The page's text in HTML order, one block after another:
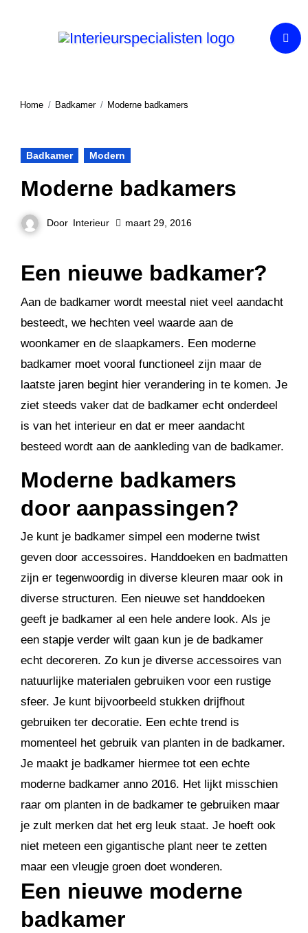
Home Badkamer Moderne badkamers
Badkamer Modern
Moderne badkamers
Door Interieur maart 29, 2016
Een nieuwe badkamer?
Aan de badkamer wordt meestal niet veel aandacht
besteedt, we hechten veel waarde aan de
woonkamer en de slaapkamers. Een moderne
badkamer moet vooral functioneel zijn maar de
laatste jaren begint hier verandering in te komen. Je
ziet steeds vaker dat de badkamer echt onderdeel
is van het interieur en dat er meer aandacht
besteed wordt aan de aankleding van de badkamer.
Moderne badkamers
door aanpassingen?
Je kunt je badkamer simpel een moderne twist
geven door accessoires. Handdoeken en badmatten
zijn er tegenwoordig in diverse kleuren maar ook in
diverse structuren. Een nieuwe set handdoeken
geeft je badkamer al een hele andere look. Als je
een stapje verder wilt gaan kun je de badkamer
echt decoreren. Zo kun je diverse accessoires van
natuurlijke materialen gebruiken voor een rustige
sfeer. Je kunt bijvoorbeeld stukken drijfhout
gebruiken ter decoratie. Een echte trend is
momenteel het gebruik van planten in de badkamer.
Je maakt je badkamer hiermee tot een echte
moderne badkamer anno 2016. Het lijkt misschien
raar om planten in de badkamer te gebruiken maar
je zult merken dat het erg leuk staat. Je hoeft ook
niet meteen een gigantische plant neer te zetten
maar een vleugje groen doet wonderen.
Een nieuwe moderne
badkamer